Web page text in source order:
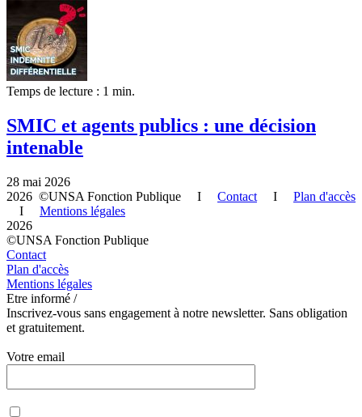
Temps de lecture : 1 min.
SMIC et agents publics : une décision
intenable
28 mai 2026
2026 ©UNSA Fonction Publique I Contact I Plan d'accès
I Mentions légales
2026
©UNSA Fonction Publique
Contact
Plan d'accès
Mentions légales
Etre informé /
Inscrivez-vous sans engagement à notre newsletter. Sans obligation
et gratuitement.
Votre email